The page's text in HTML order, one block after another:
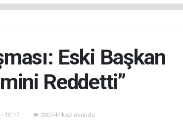
Eski Başkan
Reddetti”
10:17 23074+ kez okundu.